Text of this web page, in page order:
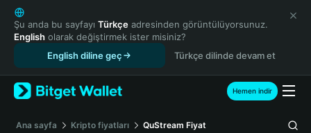
English
日本語
Tiếng Việt
Español (Latinoamérica)
Türkçe
Français
Şu anda bu sayfayı Türkçe adresinden görüntülüyorsunuz.
English olarak değiştirmek ister misiniz?
English diline geç
Türkçe dilinde devam et
Hemen indir
Ana sayfa Kripto fiyatları QuStream Fiyat